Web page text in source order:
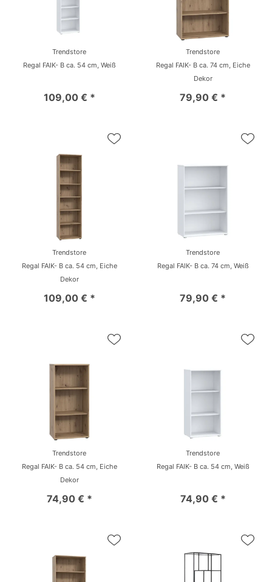
Trendstore
Regal FAIK- B ca. 54 cm, Weiß
109,00 € *
Trendstore
Regal FAIK- B ca. 74 cm, Eiche
Dekor
79,90 € *
Trendstore
Regal FAIK- B ca. 54 cm, Eiche
Dekor
109,00 € *
Trendstore
Regal FAIK- B ca. 74 cm, Weiß
79,90 € *
Trendstore
Regal FAIK- B ca. 54 cm, Eiche
Dekor
74,90 € *
Trendstore
Regal FAIK- B ca. 54 cm, Weiß
74,90 € *